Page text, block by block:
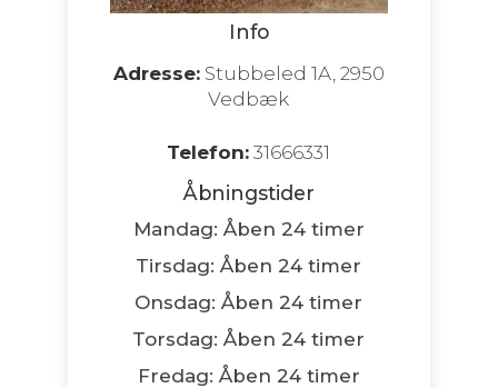
Info
Adresse:Stubbeled 1A, 2950
Vedbæk
Telefon: 31666331
Åbningstider
Mandag: Åben 24 timer
Tirsdag: Åben 24 timer
Onsdag: Åben 24 timer
Torsdag: Åben 24 timer
Fredag: Åben 24 timer